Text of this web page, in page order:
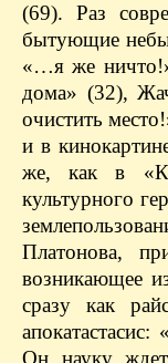
(69). Раз
бытующие
«…я же
дома» (32),
очистить
и в
же, как в
культурного
Платонова,
возникающее
сразу как
Он науку